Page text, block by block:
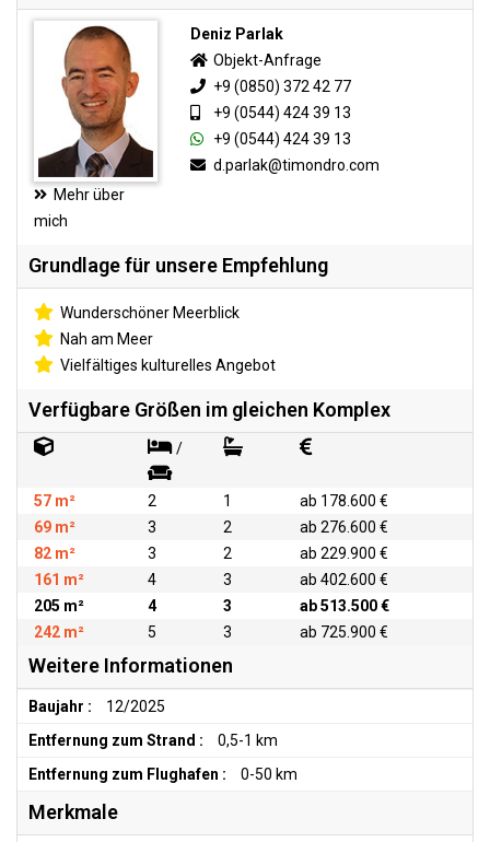
Mehr über
mich
Deniz Parlak
Objekt-Anfrage
+9 (0850) 372 42 77
+9 (0544) 424 39 13
+9 (0544) 424 39 13
d.parlak@timondro.com
Grundlage für unsere Empfehlung
Wunderschöner Meerblick
Nah am Meer
Vielfältiges kulturelles Angebot
Verfügbare Größen im gleichen Komplex
/
57 m² 2 1
ab 178.600 €
69 m²
3 2
ab 276.600 €
82 m²
3 2
ab 229.900 €
161 m²
4 3
ab 402.600 €
205 m²
4 3
ab 513.500 €
242 m²
5 3 ab 725.900 €
Weitere Informationen
Baujahr :
12/2025
Entfernung zum Strand :
0,5-1 km
Entfernung zum Flughafen :
0-50 km
Merkmale